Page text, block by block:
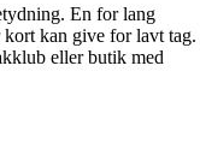
En for lang
kan give for lavt tag.
eller butik med